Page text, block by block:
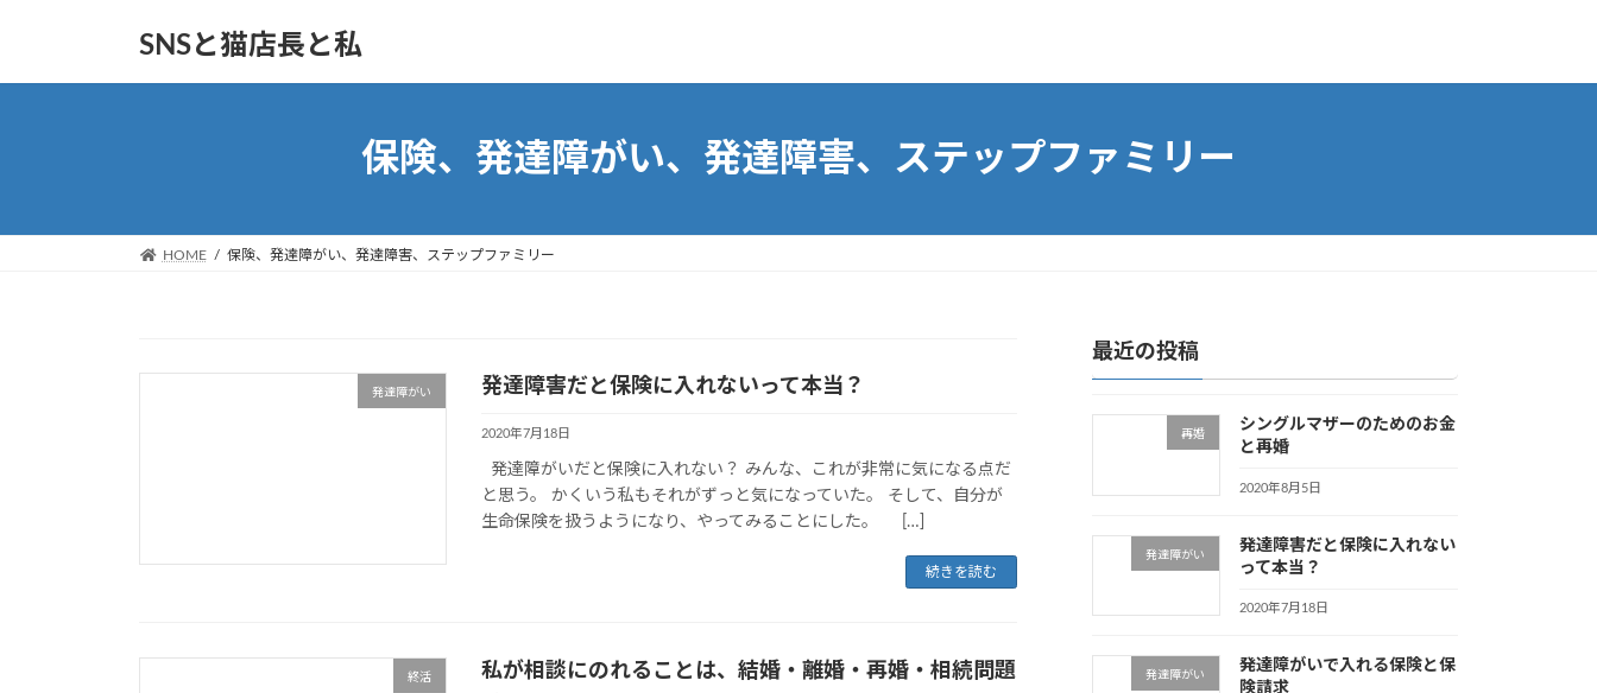
SNSと猫店長と私
保険、発達障がい、発達障害、ステップファミリー
HOME 保険、発達障がい、発達障害、ステップファミリー
発達障がい 発達障害だと保険に入れないって本当？
2020年7月18日
発達障がいだと保険に入れない？ みんな、これが非常に気になる点だ
と思う。 かくいう私もそれがずっと気になっていた。 そして、自分が
生命保険を扱うようになり、やってみることにした。 […]
続きを読む
終活
私が相談にのれることは、結婚・離婚・再婚・相続問題
最近の投稿
再婚
シングルマザーのためのお金
と再婚
2020年8月5日
発達障がい
発達障害だと保険に入れない
って本当？
2020年7月18日
発達障がい
発達障がいで入れる保険と保
険請求